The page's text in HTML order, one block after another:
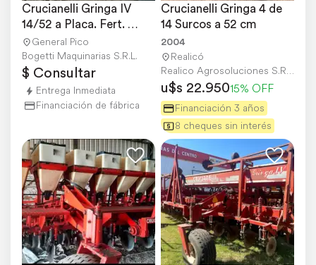
Crucianelli Gringa IV
14/52 a Placa. Fert.
Doble
General Pico
Bogetti Maquinarias S.R.L.
$ Consultar
Entrega Inmediata
Financiación de fábrica
Crucianelli Gringa 4 de
14 Surcos a 52 cm
2004
Realicó
Realico Agrosoluciones S.R.L.
u$s 22.95015% OFF
Financiación 3 años
8 cheques sin interés